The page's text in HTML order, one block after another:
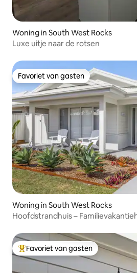
Woning in South West Rocks
Luxe uitje naar de rotsen
Favoriet van gasten
Favoriet van gasten
Woning in South West Rocks
Hoofdstrandhuis –
Topfavoriet van gasten
Favoriet van gasten